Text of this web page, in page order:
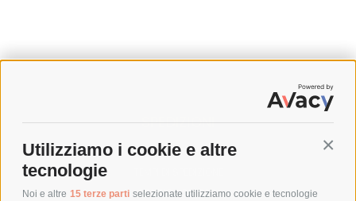
Utilizziamo i cookie e altre
tecnologie
Noi e altre 15 terze parti selezionate utilizziamo cookie e tecnologie
SPEDIZIONI
COSTI DI SPEDIZIONE
POLITICA DI RESO